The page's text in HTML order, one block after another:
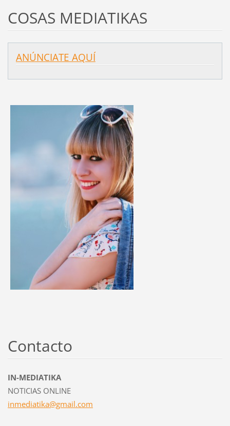
COSAS MEDIATIKAS
ANÚNCIATE AQUÍ
Contacto
IN-MEDIATIKA
NOTICIAS ONLINE
inmediatika@gmail.com